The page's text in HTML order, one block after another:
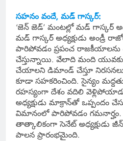
సహనం వందే, మడ్ గాస్కర్:
‘జెన్ జెడ్’ మంటల్లో మడ్ గాస్కర్
మడ్ గాస్కర్ అధ్యక్షుడు అండ్రీ
పారిపోవడం ప్రపంచ రాజకీయాలను
చేస్తున్నాయి. వేలాది మంది
చేయాలని డిమాండ్ చేస్తూ
కూడా సహకరించింది. సైన్యం
రహస్యంగా దేశం వదిలి
అధ్యక్షుడు మాక్రాన్‌తో ఒప్పందం
విమానంలో పారిపోవడం
తాత్కాలికంగా సెనేట్ అధ్యక్షుడు
పాలన ప్రారంభమైంది.